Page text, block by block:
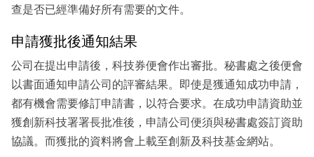
查是否已經準備好所有需要的文件。
申請獲批後通知結果
公司在提出申請後，科技券便會作出審批。秘書處之後便會
以書面通知申請公司的評審結果。即使是獲通知成功申請，
都有機會需要修訂申請書，以符合要求。在成功申請資助並
獲創新科技署署長批准後，申請公司便須與秘書處簽訂資助
協議。而獲批的資料將會上載至創新及科技基金網站。